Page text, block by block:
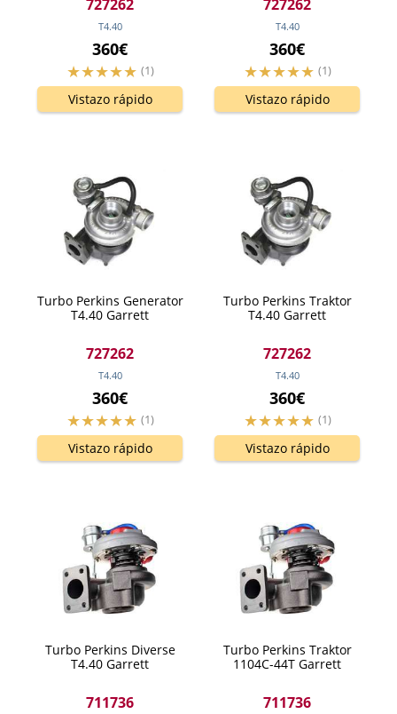
727262
T4.40
360€
(1)
Vistazo rápido
727262
T4.40
360€
(1)
Vistazo rápido
Turbo Perkins Generator
T4.40 Garrett
727262
T4.40
360€
(1)
Vistazo rápido
Turbo Perkins Traktor
T4.40 Garrett
727262
T4.40
360€
(1)
Vistazo rápido
Turbo Perkins Diverse
T4.40 Garrett
711736
Turbo Perkins Traktor
1104C-44T Garrett
711736